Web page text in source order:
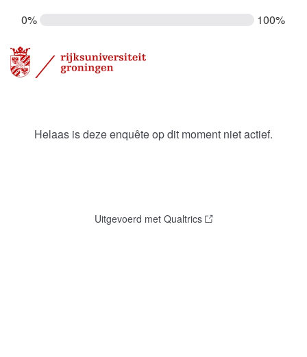
0% 100%
Helaas is deze enquête op dit moment niet actief.
Uitgevoerd met Qualtrics